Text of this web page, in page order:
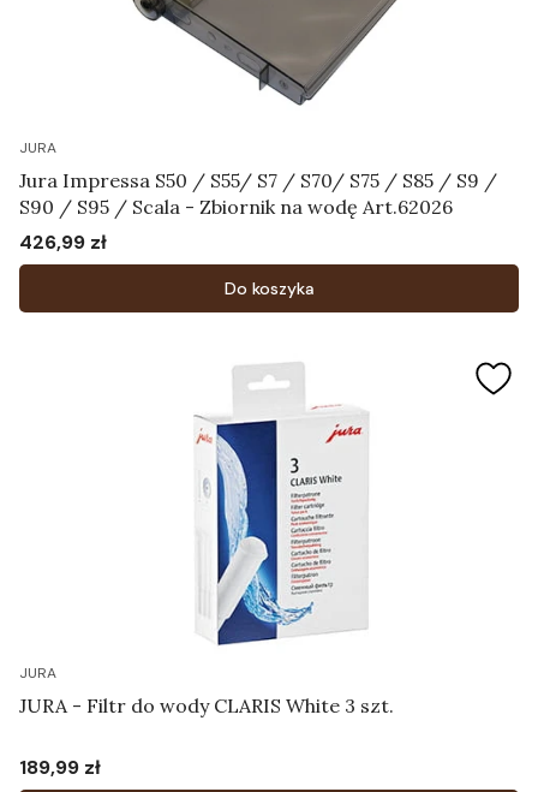
JURA
Jura Impressa S50 / S55/ S7 / S70/ S75 / S85 / S9 /
S90 / S95 / Scala - Zbiornik na wodę Art.62026
Cena
426,99 zł
Do koszyka
JURA
JURA - Filtr do wody CLARIS White 3 szt.
Cena
189,99 zł